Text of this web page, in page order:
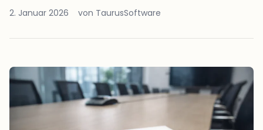
2. Januar 2026 von TaurusSoftware